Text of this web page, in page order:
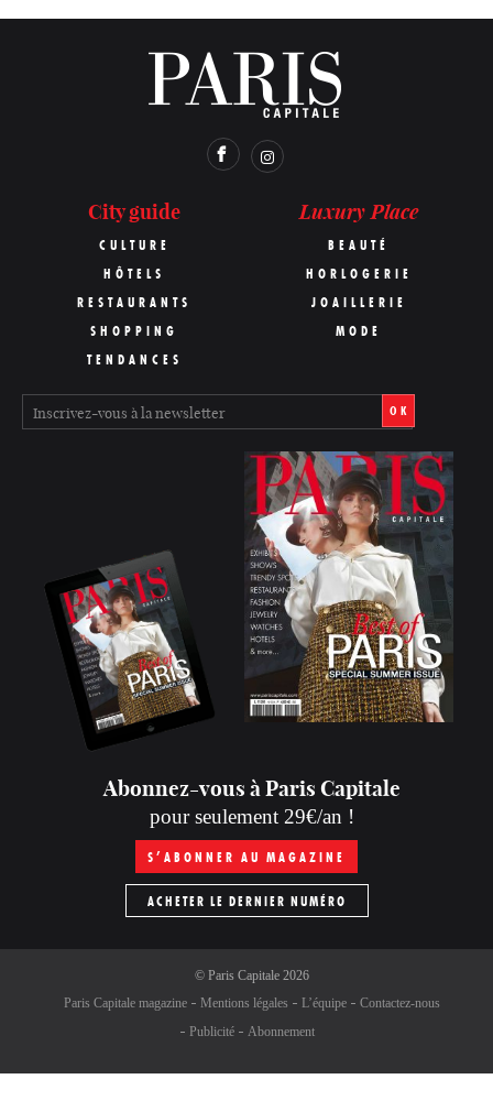
City guide
CULTURE
HÔTELS
RESTAURANTS
SHOPPING
TENDANCES
Luxury Place
BEAUTÉ
HORLOGERIE
JOAILLERIE
MODE
OK
Abonnez-vous à Paris Capitale
pour seulement 29€/an !
S’ABONNER AU MAGAZINE
ACHETER LE DERNIER NUMÉRO
© Paris Capitale2026
Paris Capitale magazine
Mentions légales L’équipe
Contactez-nous
Publicité
Abonnement